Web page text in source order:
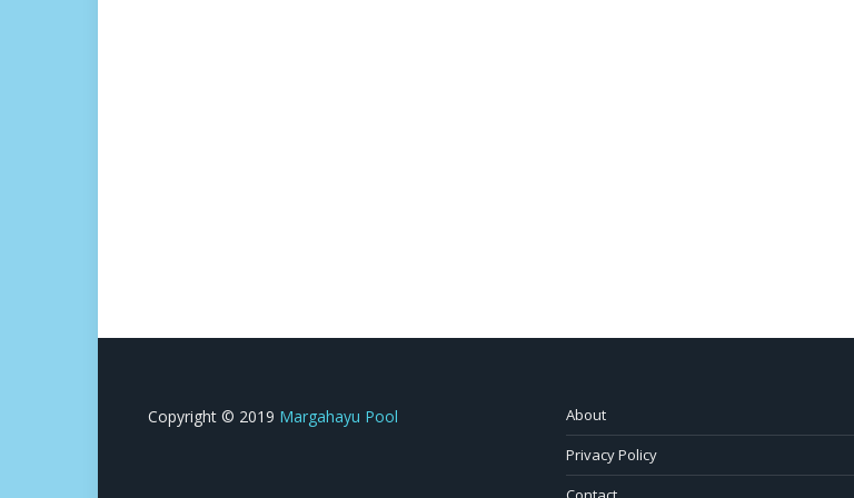
Copyright © 2019 Margahayu Pool
About
Privacy Policy